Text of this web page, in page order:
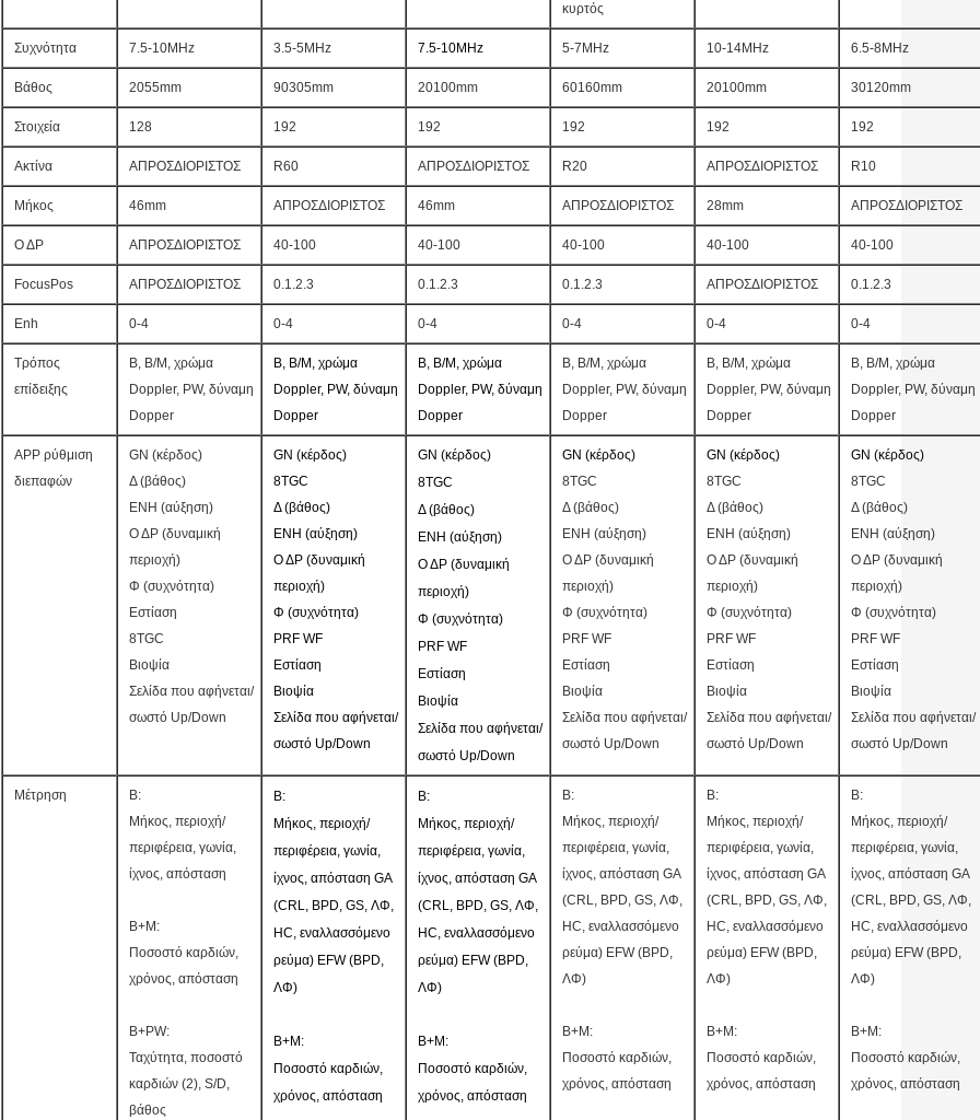
κυρτός
Συχνότητα 7.5-10MHz 3.5-5MHz 7.5-10MHz 5-7MHz 10-14MHz 6.5-8MHz
Βάθος 2055mm 90305mm 20100mm 60160mm 20100mm 30120mm
Στοιχεία 128 192 192 192 192 192
Ακτίνα ΑΠΡΟΣΔΙΟΡΙΣΤΟΣ R60 ΑΠΡΟΣΔΙΟΡΙΣΤΟΣ R20 ΑΠΡΟΣΔΙΟΡΙΣΤΟΣ R10
Μήκος 46mm ΑΠΡΟΣΔΙΟΡΙΣΤΟΣ 46mm ΑΠΡΟΣΔΙΟΡΙΣΤΟΣ 28mm ΑΠΡΟΣΔΙΟΡΙΣΤΟΣ
Ο ΔΡ ΑΠΡΟΣΔΙΟΡΙΣΤΟΣ 40-100 40-100 40-100 40-100 40-100
FocusPos ΑΠΡΟΣΔΙΟΡΙΣΤΟΣ 0.1.2.3 0.1.2.3 0.1.2.3 ΑΠΡΟΣΔΙΟΡΙΣΤΟΣ 0.1.2.3
Enh 0-4 0-4 0-4 0-4 0-4 0-4
Τρόπος
επίδειξης
Β, B/M, χρώμα
Doppler, PW, δύναμη
Dopper
Β, B/M, χρώμα
Doppler, PW, δύναμη
Dopper
Β, B/M, χρώμα
Doppler, PW, δύναμη
Dopper
Β, B/M, χρώμα
Doppler, PW, δύναμη
Dopper
Β, B/M, χρώμα
Doppler, PW, δύναμη
Dopper
Β, B/M, χρώμα
Doppler, PW, δύναμη
Dopper
APP ρύθμιση
διεπαφών
GN (κέρδος)
Δ (βάθος)
ENH (αύξηση)
Ο ΔΡ (δυναμική
περιοχή)
Φ (συχνότητα)
Εστίαση
8TGC
Βιοψία
Σελίδα που αφήνεται/
σωστό Up/Down
GN (κέρδος)
8TGC
Δ (βάθος)
ENH (αύξηση)
Ο ΔΡ (δυναμική
περιοχή)
Φ (συχνότητα)
PRF WF
Εστίαση
Βιοψία
Σελίδα που αφήνεται/
σωστό Up/Down
GN (κέρδος)
8TGC
Δ (βάθος)
ENH (αύξηση)
Ο ΔΡ (δυναμική
περιοχή)
Φ (συχνότητα)
PRF WF
Εστίαση
Βιοψία
Σελίδα που αφήνεται/
σωστό Up/Down
GN (κέρδος)
8TGC
Δ (βάθος)
ENH (αύξηση)
Ο ΔΡ (δυναμική
περιοχή)
Φ (συχνότητα)
PRF WF
Εστίαση
Βιοψία
Σελίδα που αφήνεται/
σωστό Up/Down
GN (κέρδος)
8TGC
Δ (βάθος)
ENH (αύξηση)
Ο ΔΡ (δυναμική
περιοχή)
Φ (συχνότητα)
PRF WF
Εστίαση
Βιοψία
Σελίδα που αφήνεται/
σωστό Up/Down
GN (κέρδος)
8TGC
Δ (βάθος)
ENH (αύξηση)
Ο ΔΡ (δυναμική
περιοχή)
Φ (συχνότητα)
PRF WF
Εστίαση
Βιοψία
Σελίδα που αφήνεται/
σωστό Up/Down
Μέτρηση
Β:
Μήκος, περιοχή/
περιφέρεια, γωνία,
ίχνος, απόσταση
B+M:
Ποσοστό καρδιών,
χρόνος, απόσταση
B+PW:
Ταχύτητα, ποσοστό
καρδιών (2), S/D,
βάθος
Β:
Μήκος, περιοχή/
περιφέρεια, γωνία,
ίχνος, απόσταση GA
(CRL, BPD, GS, ΛΦ,
HC, εναλλασσόμενο
ρεύμα) EFW (BPD,
ΛΦ)
B+M:
Ποσοστό καρδιών,
χρόνος, απόσταση
Β:
Μήκος, περιοχή/
περιφέρεια, γωνία,
ίχνος, απόσταση GA
(CRL, BPD, GS, ΛΦ,
HC, εναλλασσόμενο
ρεύμα) EFW (BPD,
ΛΦ)
B+M:
Ποσοστό καρδιών,
χρόνος, απόσταση
Β:
Μήκος, περιοχή/
περιφέρεια, γωνία,
ίχνος, απόσταση GA
(CRL, BPD, GS, ΛΦ,
HC, εναλλασσόμενο
ρεύμα) EFW (BPD,
ΛΦ)
B+M:
Ποσοστό καρδιών,
χρόνος, απόσταση
Β:
Μήκος, περιοχή/
περιφέρεια, γωνία,
ίχνος, απόσταση GA
(CRL, BPD, GS, ΛΦ,
HC, εναλλασσόμενο
ρεύμα) EFW (BPD,
ΛΦ)
B+M:
Ποσοστό καρδιών,
χρόνος, απόσταση
Β:
Μήκος, περιοχή/
περιφέρεια, γωνία,
ίχνος, απόσταση GA
(CRL, BPD, GS, ΛΦ,
HC, εναλλασσόμενο
ρεύμα) EFW (BPD,
ΛΦ)
B+M:
Ποσοστό καρδιών,
χρόνος, απόσταση